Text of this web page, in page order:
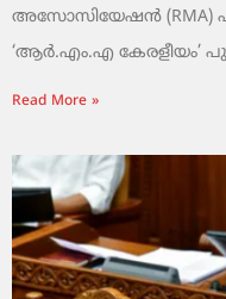
അസോസിയേഷൻ (RMA)
‘ആർ.എം.എ കേരളീയം’
Read More »